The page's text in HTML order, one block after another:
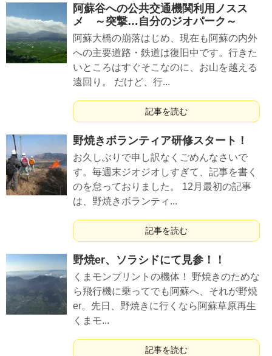
阿蘇谷への公共交通機関利用ノスス
メ ～突撃…自分のジオパーク～
阿蘇大橋の崩落はじめ、現在も阿蘇の内外
への主要道路・鉄道は復旧中です。行きた
いところはすぐそこなのに、お山を越える
遠回り。 だけど、行...
記事を読む
野焼きボランティア研修スタート！
お久しぶりで申し訳なくごめんなさいで
す。毎週末ジオジオしすぎて、記事を書く
のを怠っておりました。 12月最初の記事
は、野焼きボランティ...
記事を読む
野焼er、ソラシドにて見参！！
くまモンプリントの機体！ 野焼きのためな
ら飛行機に乗ってでも阿蘇へ、それが野焼
er。先日、野焼きに行くなら阿蘇草原再生
くまモ...
記事を読む